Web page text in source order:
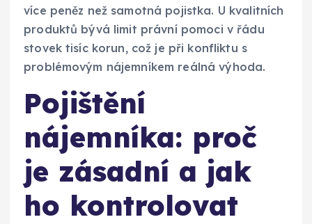
více peněz než samotná pojistka. U kvalitních
produktů bývá limit právní pomoci v řádu
stovek tisíc korun, což je při konfliktu s
problémovým nájemníkem reálná výhoda.
Pojištění
nájemníka: proč
je zásadní a jak
ho kontrolovat